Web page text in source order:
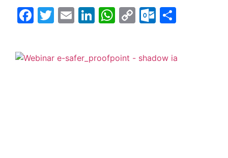
Facebook
Twitter
EmailLinkedIn
WhatsApp
Copy